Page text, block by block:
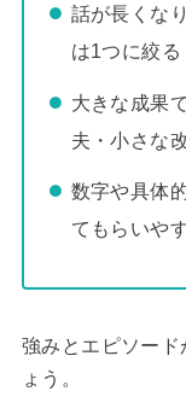
話が長くな
は1つに絞る
大きな成果
夫・小さな
数字や具体
てもらいや
強みとエピソー
ょう。